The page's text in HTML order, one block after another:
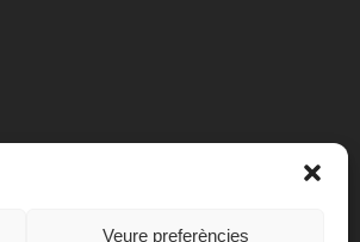
Veure preferències